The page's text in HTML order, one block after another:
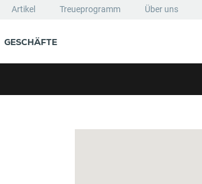
Artikel Treueprogramm Über uns
GESCHÄFTE